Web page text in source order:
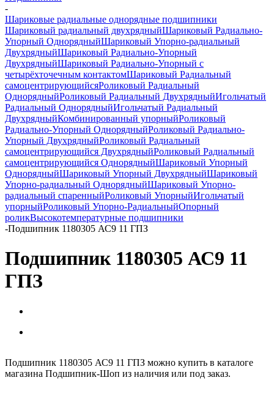
-
Шариковые радиальные однорядные подшипники
Шариковый радиальный двухрядныйШариковый Радиально-
Упорный ОднорядныйШариковый Упорно-радиальный
ДвухрядныйШариковый Радиально-Упорный
ДвухрядныйШариковый Радиально-Упорный с
четырёхточечным контактомШариковый Радиальный
самоцентрирующийсяРоликовый Радиальный
ОднорядныйРоликовый Радиальный ДвухрядныйИгольчатый
Радиальный ОднорядныйИгольчатый Радиальный
ДвухрядныйКомбинированный упорныйРоликовый
Радиально-Упорный ОднорядныйРоликовый Радиально-
Упорный ДвухрядныйРоликовый Радиальный
самоцентрирующийся ДвухрядныйРоликовый Радиальный
самоцентрирующийся ОднорядныйШариковый Упорный
ОднорядныйШариковый Упорный ДвухрядныйШариковый
Упорно-радиальный ОднорядныйШариковый Упорно-
радиальный спаренныйРоликовый УпорныйИгольчатый
упорныйРоликовый Упорно-РадиальныйОпорный
роликВысокотемпературные подшипники
-Подшипник 1180305 АС9 11 ГПЗ
Подшипник 1180305 АС9 11
ГПЗ
Подшипник 1180305 АС9 11 ГПЗ можно купить в каталоге
магазина Подшипник-Шоп из наличия или под заказ.